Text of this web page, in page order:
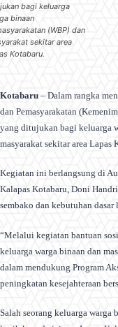
bagi keluarga
binaan
(WBP) dan
sekitar area
Kotabaru.
Kotabaru – Dalam rangka
dan Pemasyarakatan
yang ditujukan bagi keluarga
masyarakat sekitar area Lapas
Kegiatan ini berlangsung di
Kalapas Kotabaru, Doni
sembako dan kebutuhan dasar
“Melalui kegiatan bantuan
keluarga warga binaan dan
dalam mendukung Program
peningkatan kesejahteraan
Salah seorang keluarga warga